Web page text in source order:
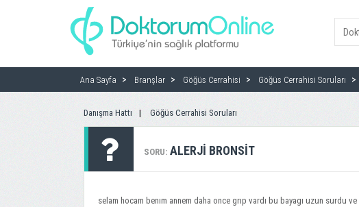
Ana Sayfa Branşlar Göğüs Cerrahisi Göğüs Cerrahisi Soruları
Danışma Hattı Göğüs Cerrahisi Soruları
SORU: ALERJI BRONSIT
selam hocam benım annem daha once grıp vardı bu bayagı uzun surdu ve